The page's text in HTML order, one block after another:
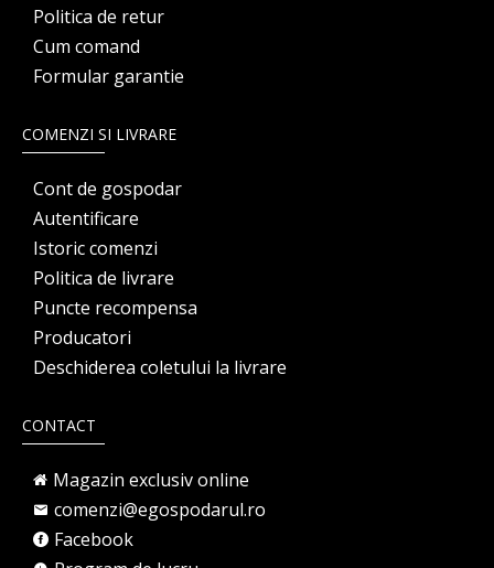
Politica de retur
Cum comand
Formular garantie
COMENZI SI LIVRARE
Cont de gospodar
Autentificare
Istoric comenzi
Politica de livrare
Puncte recompensa
Producatori
Deschiderea coletului la livrare
CONTACT
Magazin exclusiv online
comenzi@egospodarul.ro
Facebook